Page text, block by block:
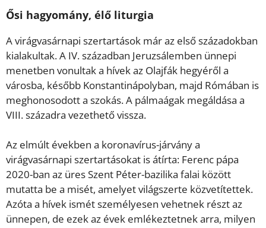
Ősi hagyomány, élő liturgia
A virágvasárnapi szertartások már az első századokban
kialakultak. A IV. században Jeruzsálemben ünnepi
menetben vonultak a hívek az Olajfák hegyéről a
városba, később Konstantinápolyban, majd Rómában is
meghonosodott a szokás. A pálmaágak megáldása a
VIII. századra vezethető vissza.
Az elmúlt években a koronavírus-járvány a
virágvasárnapi szertartásokat is átírta: Ferenc pápa
2020-ban az üres Szent Péter-bazilika falai között
mutatta be a misét, amelyet világszerte közvetítettek.
Azóta a hívek ismét személyesen vehetnek részt az
ünnepen, de ezek az évek emlékeztetnek arra, milyen